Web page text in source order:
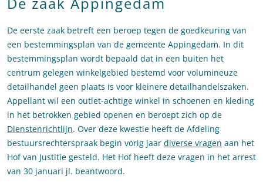
De eerste zaak betreft een beroep tegen de goedkeuring van
een bestemmingsplan van de gemeente Appingedam. In dit
bestemmingsplan wordt bepaald dat in een buiten het
centrum gelegen winkelgebied bestemd voor volumineuze
detailhandel geen plaats is voor kleinere detailhandelszaken.
Appellant wil een outlet-achtige winkel in schoenen en kleding
in het betrokken gebied openen en beroept zich op de
Dienstenrichtlijn. Over deze kwestie heeft de Afdeling
bestuursrechterspraak begin vorig jaar diverse vragen aan het
Hof van Justitie gesteld. Het Hof heeft deze vragen in het arrest
van 30 januari jl. beantwoord.